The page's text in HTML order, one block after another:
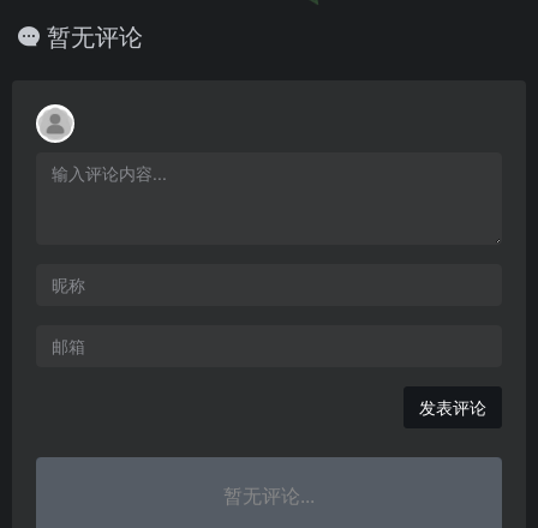
暂无评论
发表评论
暂无评论...